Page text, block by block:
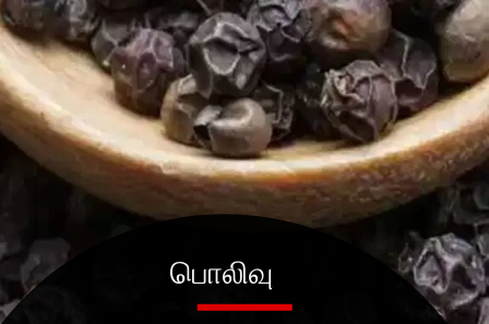
பொலிவு